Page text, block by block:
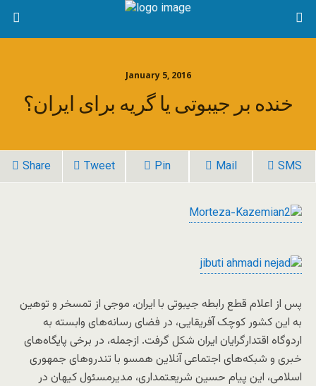
January 5, 2016
خنده بر جیبوتی یا گریه برای ایران؟
Share Tweet Pin Mail SMS
پس از اعلام قطع رابطه جیبوتی با ایران، موجی از تمسخر و توهین
به این کشور کوچک آفریقایی، در فضای رسانه‌های وابسته به
اردوگاه اقتدارگرایان ایران شکل گرفت. ازجمله، در برخی پایگاه‌های
خبری و شبکه‌های اجتماعی آنلاین همسو با تندروهای جمهوری
اسلامی، این پیام حسین شریعتمداری، مدیرمسئول کیهان در